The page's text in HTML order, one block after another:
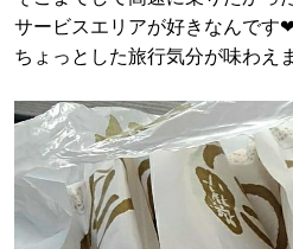
サービスエリアが好きなんです
ちょっとした旅行気分が味わえ